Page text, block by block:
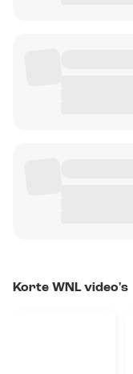
Korte WNL video's